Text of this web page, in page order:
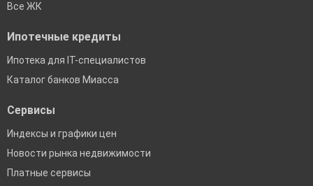
Все ЖК
Ипотечные кредиты
Ипотека для IT-специалистов
Каталог банков Миасса
Сервисы
Индексы и графики цен
Новости рынка недвижимости
Платные сервисы